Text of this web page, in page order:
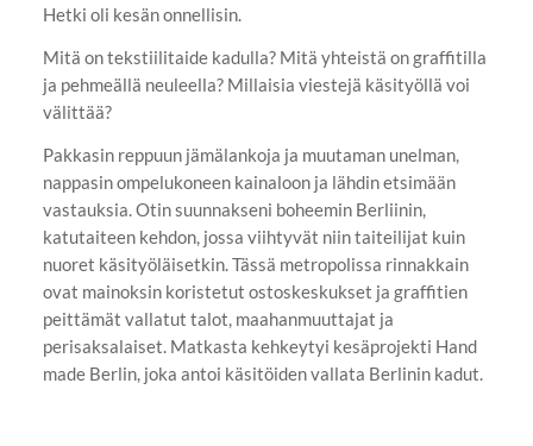
Hetki oli kesän onnellisin.
Mitä on tekstiilitaide kadulla? Mitä yhteistä on graffitilla
ja pehmeällä neuleella? Millaisia viestejä käsityöllä voi
välittää?
Pakkasin reppuun jämälankoja ja muutaman unelman,
nappasin ompelukoneen kainaloon ja lähdin etsimään
vastauksia. Otin suunnakseni boheemin Berliinin,
katutaiteen kehdon, jossa viihtyvät niin taiteilijat kuin
nuoret käsityöläisetkin. Tässä metropolissa rinnakkain
ovat mainoksin koristetut ostoskeskukset ja graffitien
peittämät vallatut talot, maahanmuuttajat ja
perisaksalaiset. Matkasta kehkeytyi kesäprojekti Hand
made Berlin, joka antoi käsitöiden vallata Berlinin kadut.